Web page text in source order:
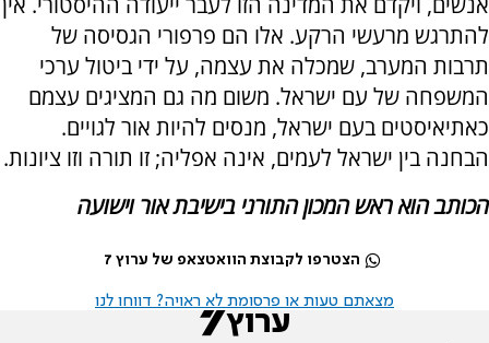
להתרגש מרעשי הרקע. אלו הם פרפורי הגסיסה של
תרבות המערב, שמכלה את עצמה, על ידי ביטול ערכי
המשפחה של עם ישראל. משום מה גם המציגים עצמם
כאתיאיסטים בעם ישראל, מנסים להיות אור לגויים.
הבחנה בין ישראל לעמים, אינה אפליה; זו תורה וזו ציונות.
הכותב הוא ראש המכון התורני בישיבת אור וישועה
הצטרפו לקבוצת הוואטצאפ של ערוץ 7
מצאתם טעות או פרסומת לא ראויה? דווחו לנו